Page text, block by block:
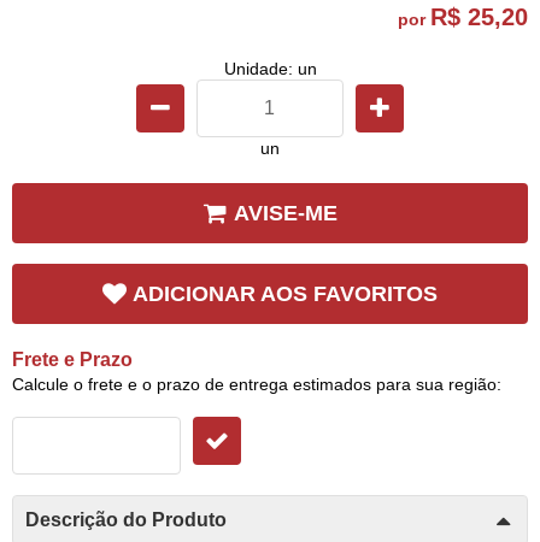
por R$ 25,20
Unidade: un
un
AVISE-ME
ADICIONAR AOS FAVORITOS
Frete e Prazo
Calcule o frete e o prazo de entrega estimados para sua região:
Descrição do Produto